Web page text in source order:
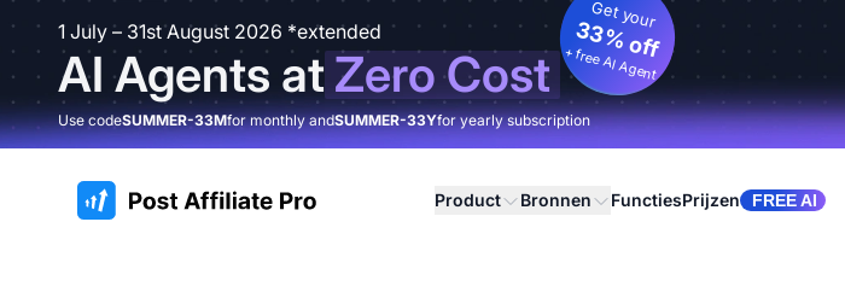
1 July – 31st August 2026 *extended
AI Agents atZero Cost
Get your
33% off
+ free AI Agent
Use codeSUMMER-33Mfor monthly andSUMMER-33Yfor yearly subscription
:site.title Product Bronnen FunctiesPrijzen FREE AI